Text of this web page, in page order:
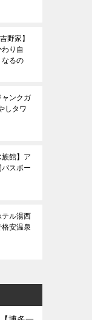
野家】
り自
なるの
ャンクガ
しタワ
館】ア
スポー
テル湯西
安温泉